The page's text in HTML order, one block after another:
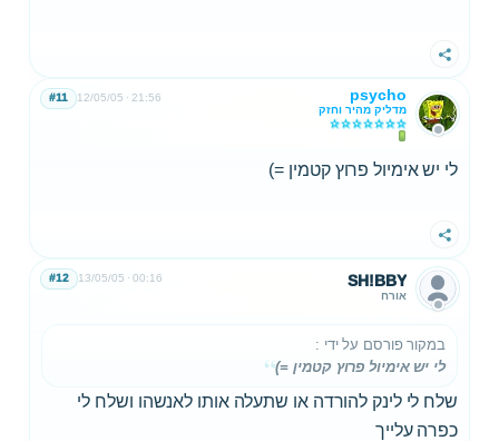
שתף
psycho
מדליק מהיר וחזק
12/05/05 21:56
#11
לי יש אימיול פרוץ קטמין =)
שתף
SH!BBY
אורח
13/05/05 00:16
#12
במקור פורסם על ידי :
לי יש אימיול פרוץ קטמין =)
שלח לי לינק להורדה או שתעלה אותו לאנשהו ושלח לי
כפרה עלייך